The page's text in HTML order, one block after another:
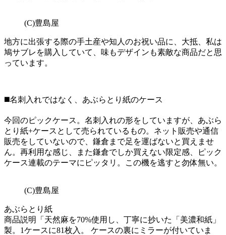
(C)豊島屋
地方に出張する際の手土産や知人のお祝い品に、大抵、私は
鳩サブレを購入していて、味もデザインも素敵な商品だと思
っています。
◼️名刺入れではなく、あぶらとり紙のケース
今回のピックケース。名刺入れの形をしていますが、あぶら
とり紙+ケースとして売られているもの。ネット販売や通信
販売をしていないので、鎌倉まで足を運ばないと買えませ
ん。再利用な感じ、また鎌倉でしか買えない限定感、ピック
ケース連載のテーマにピッタリ。この機を逃すと勿体無い。
(C)豊島屋
あぶらとり紙
商品説明「天然麻を70%使用し、丁寧に抄いた「美濃和紙」
製。1ケースに81枚入。 ケースの裏にミラーが付いていま